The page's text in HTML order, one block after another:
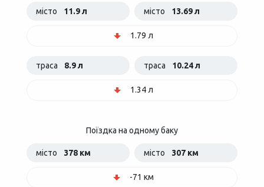
місто 11.9 л місто 13.69 л
1.79 л
траса 8.9 л траса 10.24 л
1.34 л
Поїздка на одному баку
місто 378 км місто 307 км
-71 км